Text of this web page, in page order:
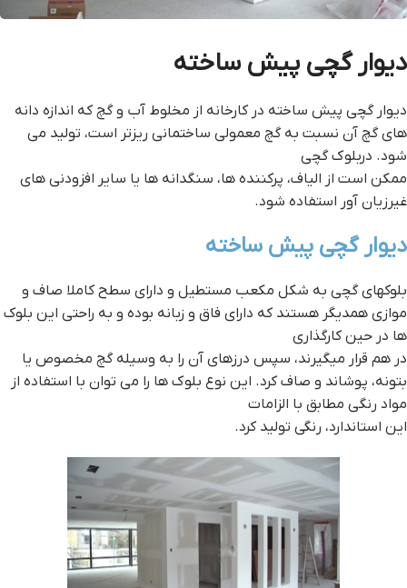
ديوار گچي پيش ساخته
ديوار گچي پيش ساخته در کارخانه از مخلوط آب و گچ که اندازه دانه
های گچ آن نسبت به گچ معمولی ساختمانی ریزتر است، تولید می
شود. دربلوك گچی
ممكن است از الياف، پركننده ها، سنگدانه ها يا ساير افزودنی هاي
غيرزيان آور استفاده شود.
ديوار گچي پيش ساخته
بلوکهای گچی به شکل مكعب مستطيل و دارای سطح کاملا صاف و
موازی همدیگر هستند که دارای فاق و زبانه بوده و به راحتی این بلوک
ها در حین کارگذاری
در هم قرار میگیرند، سپس درزهای آن را به وسیله گچ مخصوص یا
بتونه، پوشاند و صاف کرد. اين نوع بلوك ها را مي توان با استفاده از
مواد رنگي مطابق با الزامات
اين استاندارد، رنگی توليد كرد.